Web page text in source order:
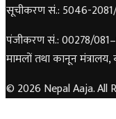
सूचीकरण सं.: 5046-
पंजीकरण सं.: 00278/
मामलों तथा कानून
© 2026 Nepal Aaja. All